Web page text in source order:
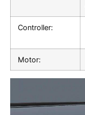
Controller:
Motor: